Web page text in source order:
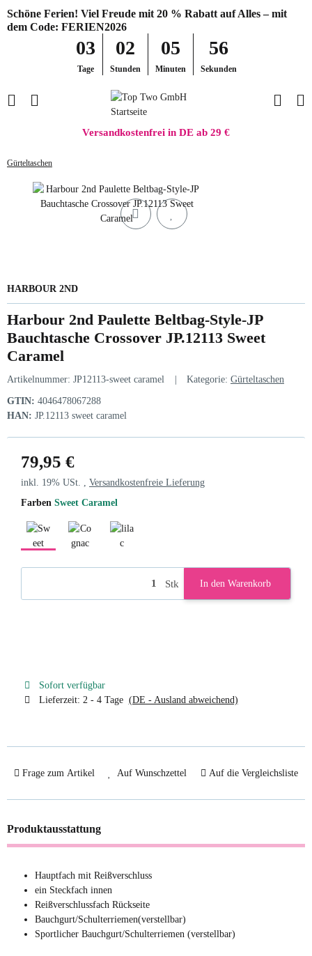
Schöne Ferien! Viel Freude mit 20 % Rabatt auf Alles – mit
dem Code: FERIEN2026
03
Tage
02
Stunden
05
Minuten
56
Sekunden
Versandkostenfrei in DE ab 29 €
Gürteltaschen
HARBOUR 2ND
Harbour 2nd Paulette Beltbag-Style-JP
Bauchtasche Crossover JP.12113 Sweet
Caramel
Artikelnummer: JP12113-sweet caramel Kategorie: Gürteltaschen
GTIN: 4046478067288
HAN: JP.12113 sweet caramel
79,95 €
inkl. 19% USt. , Versandkostenfreie Lieferung
Farben Sweet Caramel
Stk In den Warenkorb
Sofort verfügbar
Lieferzeit: 2 - 4 Tage (DE - Ausland abweichend)
Frage zum Artikel Auf Wunschzettel Auf die Vergleichsliste
Produktausstattung
Hauptfach mit Reißverschluss
ein Steckfach innen
Reißverschlussfach Rückseite
Bauchgurt/Schulterriemen(verstellbar)
Sportlicher Bauchgurt/Schulterriemen (verstellbar)